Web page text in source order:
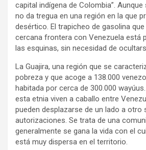
capital indígena de Colombia”.
no da tregua en una región en la que
desértico. El trapicheo de gasolina
cercana frontera con Venezuela está
las esquinas, sin necesidad de
La Guajira, una región que se
pobreza y que acoge a 138.000
habitada por cerca de 300.000
esta etnia viven a caballo entre
pueden desplazarse de un lado a otro
autorizaciones. Se trata de una
generalmente se gana la vida con el
está muy dispersa en el territorio.